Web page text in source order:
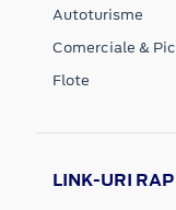
Autoturisme
Comerciale &
Flote
LINK-URI